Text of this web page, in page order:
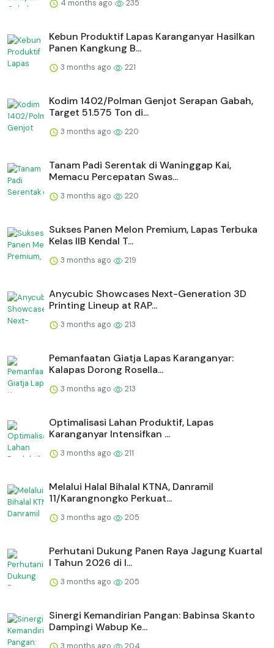
4 months ago 235
⁠Kebun Produktif Lapas Karanganyar Hasilkan
Panen Kangkung B...
3 months ago 221
Kodim 1402/Polman Genjot Serapan Gabah,
Target 51.575 Ton di...
3 months ago 220
Tanam Padi Serentak di Waninggap Kai,
Memacu Percepatan Swas...
3 months ago 220
Sukses Panen Melon Premium, Lapas Terbuka
Kelas IIB Kendal T...
3 months ago 219
Anycubic Showcases Next-Generation 3D
Printing Lineup at RAP...
3 months ago 213
Pemanfaatan Giatja Lapas Karanganyar:
Kalapas Dorong Rosella...
3 months ago 213
Optimalisasi Lahan Produktif, Lapas
Karanganyar Intensifkan ...
3 months ago 211
Melalui Halal Bihalal KTNA, Danramil
11/Karangnongko Perkuat...
3 months ago 205
Perhutani Dukung Panen Raya Jagung Kuartal
I Tahun 2026 di I...
3 months ago 205
Sinergi Kemandirian Pangan: Babinsa Skanto
Dampingi Wabup Ke...
3 months ago 204